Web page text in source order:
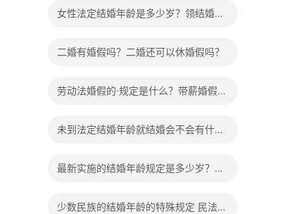
女性法定结婚年龄是多少岁？领结婚证
二婚有婚假吗？二婚还可以休婚假吗？
劳动法婚假的·规定是什么？带薪婚假工
未到法定结婚年龄就结婚会不会有什么
最新实施的结婚年龄规定是多少岁？法
少数民族的结婚年龄的特殊规定 民法典